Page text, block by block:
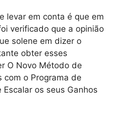
levar em conta é que em
verificado que a opinião
solene em dizer o
obter esses
O Novo Método de
com o Programa de
os seus Ganhos